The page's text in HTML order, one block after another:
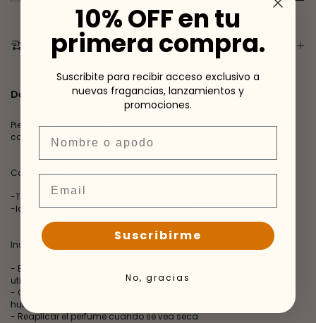
Medios de envío
Descripción
Piezas de bizcocho ceramico para aromatizar con spray
concentrado
Caracteristicas
-Tamaño: 10 x 15 x 15 cm
-Ideal para toilettes o espacios pequeños
Instrucciones de uso
- Es mejor no colocar en superficies sensibles (ej: madera) sin
utilizar una base.
- Colocar la pieza sobre su soporte, rociarla hasta que se note
humeda.
- Reaplicar el perfume cuando se vea seca
10% OFF en tu
primera compra.
Suscribite para recibir acceso exclusivo a
nuevas fragancias, lanzamientos y
promociones.
Suscribirme
No, gracias